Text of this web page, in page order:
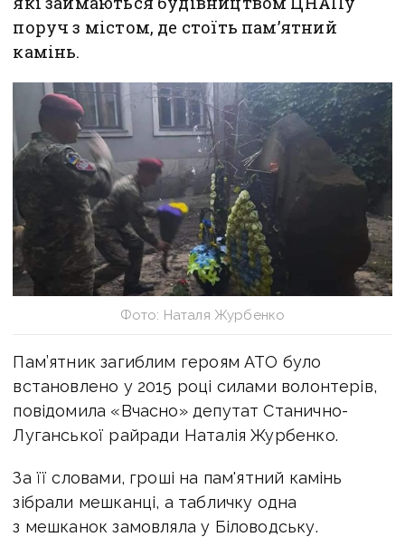
поруч з містом, де стоїть пам’ятний
камінь.
Фото: Наталя Журбенко
Пам’ятник загиблим героям АТО було
встановлено у 2015 році силами волонтерів,
повідомила «Вчасно» депутат Станично-
Луганської райради Наталія Журбенко.
За її словами, гроші на пам'ятний камінь
зібрали мешканці, а табличку одна
з мешканок замовляла у Біловодську.